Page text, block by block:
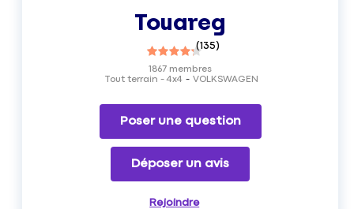
Touareg
(135)
Tout terrain - 4x4 VOLKSWAGEN
1867 membres
Poser une question
Déposer un avis
Rejoindre